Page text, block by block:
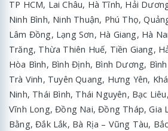
TP HCM, Lai Châu, Hà Tĩnh, Hải
Ninh Bình, Ninh Thuận, Phú Thọ,
Lâm Đồng, Lạng Sơn, Hà Giang, Hà
Trăng, Thừa Thiên Huế, Tiền Giang,
Hòa Bình, Bình Định, Bình Dương,
Trà Vinh, Tuyên Quang, Hưng Yên,
Ninh, Thái Bình, Thái Nguyên, Bạc
Vĩnh Long, Đồng Nai, Đồng Tháp, Gia
Bằng, Đắk Lắk, Bà Rịa – Vũng Tàu,